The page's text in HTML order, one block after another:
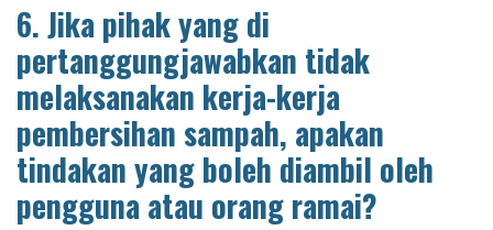
6. Jika pihak yang di
pertanggungjawabkan tidak
melaksanakan kerja-kerja
pembersihan sampah, apakan
tindakan yang boleh diambil oleh
pengguna atau orang ramai?